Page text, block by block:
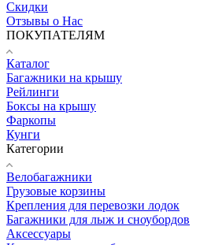
Скидки
Отзывы о Нас
ПОКУПАТЕЛЯМ
Каталог
Багажники на крышу
Рейлинги
Боксы на крышу
Фаркопы
Кунги
Категории
Велобагажники
Грузовые корзины
Крепления для перевозки лодок
Багажники для лыж и сноубордов
Аксессуары